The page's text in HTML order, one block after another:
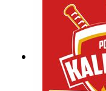
Mattias MP
silly ryktena.